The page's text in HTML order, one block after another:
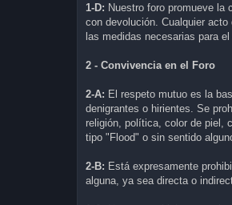
1-D: Nuestro foro promueve
con devolución. Cualquier
las medidas necesarias para el
2 - Convivencia en el Foro
2-A: El respeto mutuo es la
denigrantes o hirientes. Se
religión, política, color de piel,
tipo "Flood" o sin sentido
2-B: Está expresamente
alguna, ya sea directa o